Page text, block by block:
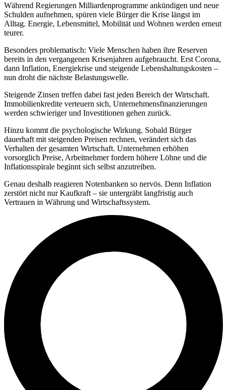
Während Regierungen Milliardenprogramme ankündigen und neue
Schulden aufnehmen, spüren viele Bürger die Krise längst im
Alltag. Energie, Lebensmittel, Mobilität und Wohnen werden erneut
teurer.
Besonders problematisch: Viele Menschen haben ihre Reserven
bereits in den vergangenen Krisenjahren aufgebraucht. Erst Corona,
dann Inflation, Energiekrise und steigende Lebenshaltungskosten –
nun droht die nächste Belastungswelle.
Steigende Zinsen treffen dabei fast jeden Bereich der Wirtschaft.
Immobilienkredite verteuern sich, Unternehmensfinanzierungen
werden schwieriger und Investitionen gehen zurück.
Hinzu kommt die psychologische Wirkung. Sobald Bürger
dauerhaft mit steigenden Preisen rechnen, verändert sich das
Verhalten der gesamten Wirtschaft. Unternehmen erhöhen
vorsorglich Preise, Arbeitnehmer fordern höhere Löhne und die
Inflationsspirale beginnt sich selbst anzutreiben.
Genau deshalb reagieren Notenbanken so nervös. Denn Inflation
zerstört nicht nur Kaufkraft – sie untergräbt langfristig auch
Vertrauen in Währung und Wirtschaftssystem.